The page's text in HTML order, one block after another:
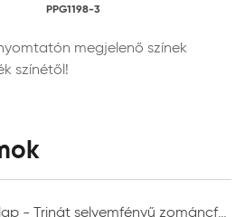
PPG1198-3
megjelenő színek
színétől!
- Trinát selyemfényű zománcfesték